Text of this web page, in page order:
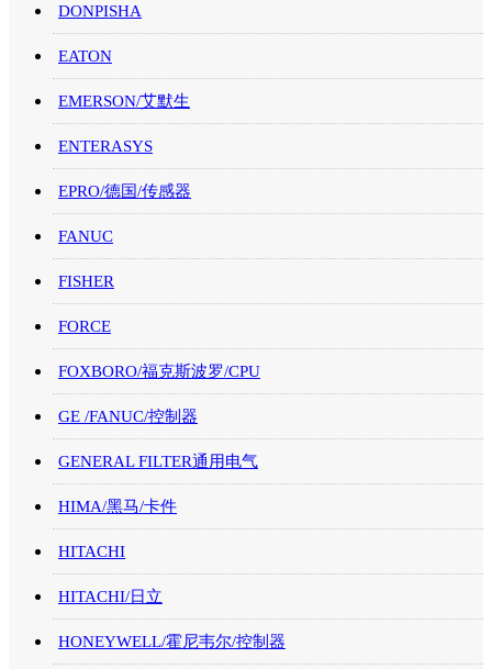
DONPISHA
EATON
EMERSON/艾默生
ENTERASYS
EPRO/德国/传感器
FANUC
FISHER
FORCE
FOXBORO/福克斯波罗/CPU
GE /FANUC/控制器
GENERAL FILTER通用电气
HIMA/黑马/卡件
HITACHI
HITACHI/日立
HONEYWELL/霍尼韦尔/控制器